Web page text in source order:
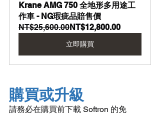
Krane AMG 750 全地形多用途工
作車 - NG瑕疵品賠售價
NT$25,600.00NT$12,800.00
立即購買
購買或升級
請務必在購買前下載 Softron 的免